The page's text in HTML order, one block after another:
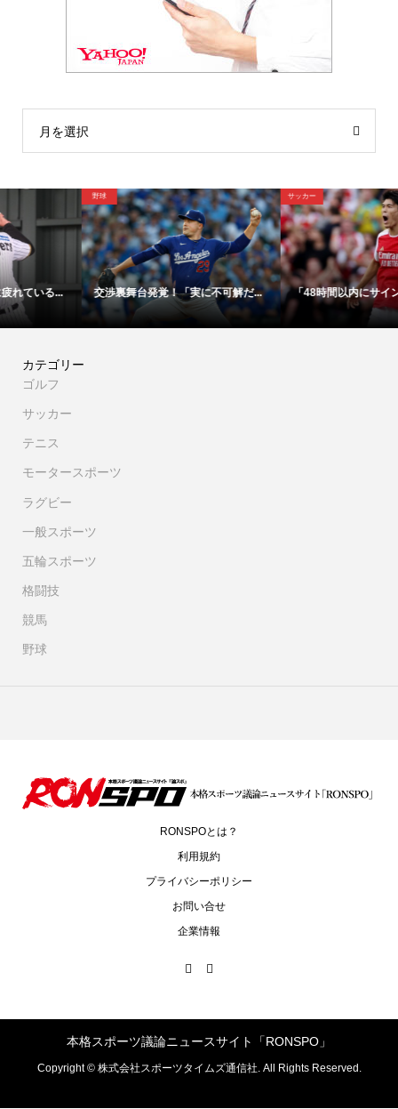
月を選択
「48時間以内にサイン！」冨安健...
野球
【映像】大谷翔平が今永昇太から...
カテゴリー
ゴルフ
サッカー
テニス
モータースポーツ
ラグビー
一般スポーツ
五輪スポーツ
格闘技
競馬
野球
RONSPOとは？
利用規約
プライバシーポリシー
お問い合せ
企業情報
本格スポーツ議論ニュースサイト「RONSPO」
Copyright ©株式会社スポーツタイムズ通信社. All Rights Reserved.